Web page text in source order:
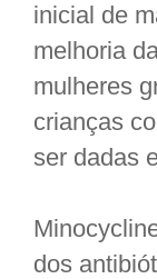
inicial de
melhoria
mulheres
crianças
ser dadas
dos